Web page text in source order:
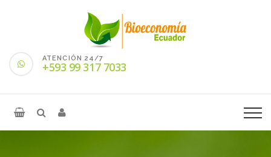
ATENCIÓN 24/7
+593 99 317 7033